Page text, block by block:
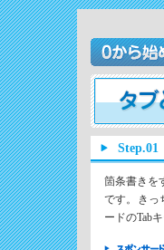
箇条書きを
です。きっ
ードのTab